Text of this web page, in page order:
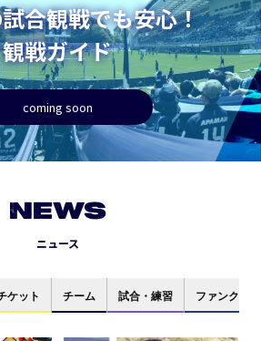
合観戦でも安心！
観戦ガイド
coming soon
NEWS
ニュース
ケット チーム 試合・練習 ファンクラブ